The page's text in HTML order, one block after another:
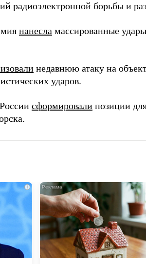
радиоэлектронной борьбы и
нанесла массированные
недавнюю атаку на
ударов.
сформировали позиции
i